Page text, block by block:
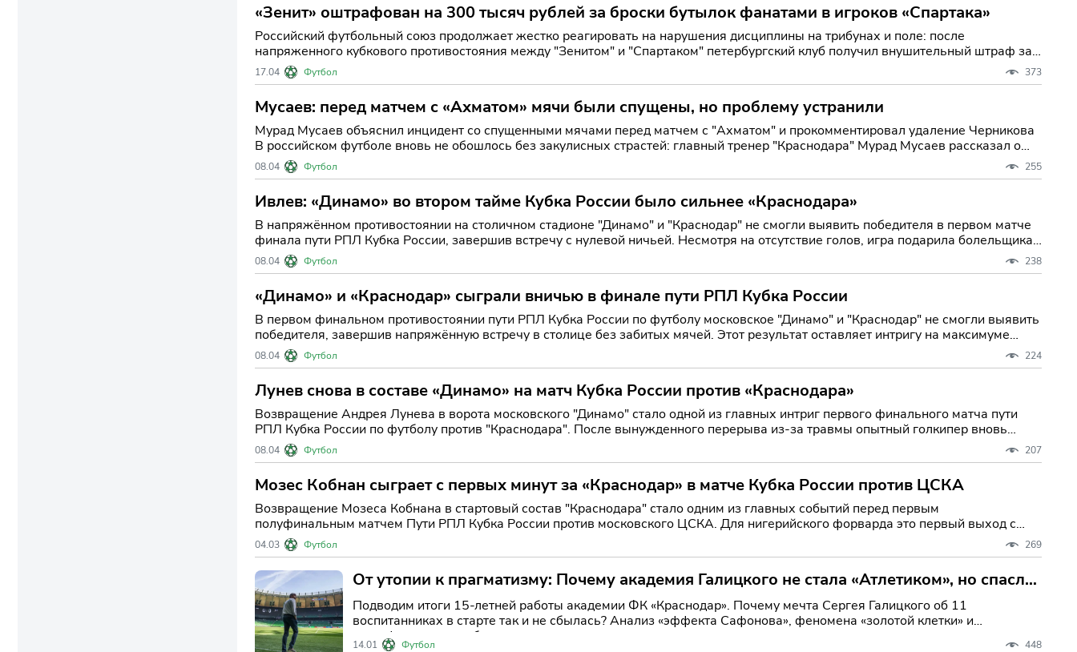
«Зенит» оштрафован на 300 тысяч рублей за броски бутылок фанатами в игроков «Спартака»
Российский футбольный союз продолжает жестко реагировать на нарушения дисциплины на трибунах и поле: после
напряженного кубкового противостояния между "Зенитом" и "Спартаком" петербургский клуб получил внушительный штраф за
поведение своих болельщико
17.04 Футбол 373
Мусаев: перед матчем с «Ахматом» мячи были спущены, но проблему устранили
Мурад Мусаев объяснил инцидент со спущенными мячами перед матчем с "Ахматом" и прокомментировал удаление Черникова
В российском футболе вновь не обошлось без закулисных страстей: главный тренер "Краснодара" Мурад Мусаев рассказал о
ситуации с недо
08.04 Футбол 255
Ивлев: «Динамо» во втором тайме Кубка России было сильнее «Краснодара»
В напряжённом противостоянии на столичном стадионе "Динамо" и "Краснодар" не смогли выявить победителя в первом матче
финала пути РПЛ Кубка России, завершив встречу с нулевой ничьей. Несмотря на отсутствие голов, игра подарила болельщикам
немало драм
08.04 Футбол 238
«Динамо» и «Краснодар» сыграли вничью в финале пути РПЛ Кубка России
В первом финальном противостоянии пути РПЛ Кубка России по футболу московское "Динамо" и "Краснодар" не смогли выявить
победителя, завершив напряжённую встречу в столице без забитых мячей. Этот результат оставляет интригу на максимуме
перед ответным
08.04 Футбол 224
Лунев снова в составе «Динамо» на матч Кубка России против «Краснодара»
Возвращение Андрея Лунева в ворота московского "Динамо" стало одной из главных интриг первого финального матча пути
РПЛ Кубка России по футболу против "Краснодара". После вынужденного перерыва из-за травмы опытный голкипер вновь
доверен стартовое мес
08.04 Футбол 207
Мозес Кобнан сыграет с первых минут за «Краснодар» в матче Кубка России против ЦСКА
Возвращение Мозеса Кобнана в стартовый состав "Краснодара" стало одним из главных событий перед первым
полуфинальным матчем Пути РПЛ Кубка России против московского ЦСКА. Для нигерийского форварда это первый выход с
первых минут в официальной игре с
04.03 Футбол 269
От утопии к прагматизму: Почему академия Галицкого не стала «Атлетиком», но спасла
российский футбол
Подводим итоги 15-летней работы академии ФК «Краснодар». Почему мечта Сергея Галицкого об 11
воспитанниках в старте так и не сбылась? Анализ «эффекта Сафонова», феномена «золотой клетки» и
трансформации клуба из романтического проекта в прагматичную
14.01 Футбол 448